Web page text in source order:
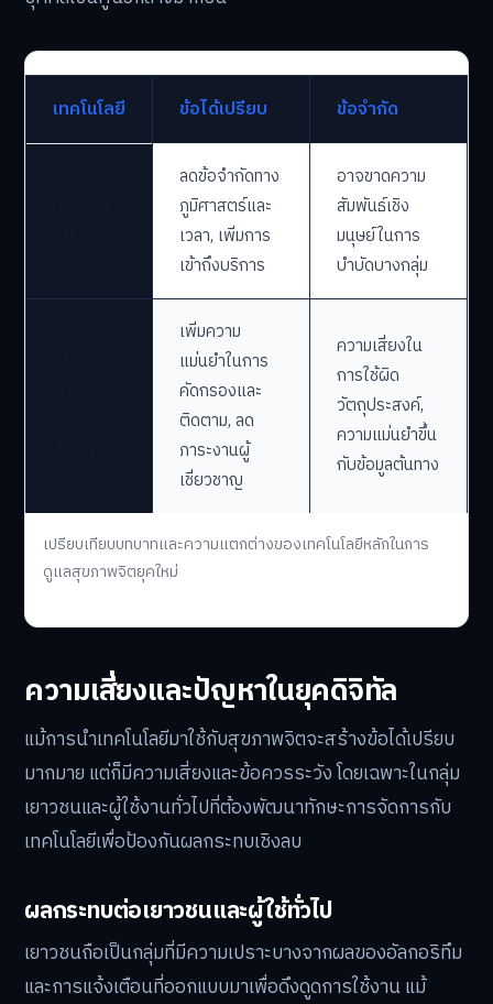
เปรียบเทียบบทบาทและความแตกต่างของเทคโนโลยีหลักในการ
ดูแลสุขภาพจิตยุคใหม่
เทคโนโลยี ข้อได้เปรียบ ข้อจำกัด
ลดข้อจำกัดทาง
ภูมิศาสตร์และ
เวลา, เพิ่มการ
เข้าถึงบริการ
อาจขาดความ
สัมพันธ์เชิง
มนุษย์ในการ
บำบัดบางกลุ่ม
เพิ่มความ
แม่นยำในการ
คัดกรองและ
ติดตาม, ลด
ภาระงานผู้
เชี่ยวชาญ
ความเสี่ยงใน
การใช้ผิด
วัตถุประสงค์,
ความแม่นยำขึ้น
กับข้อมูลต้นทาง
ความเสี่ยงและปัญหาในยุคดิจิทัล
แม้การนำเทคโนโลยีมาใช้กับสุขภาพจิตจะสร้างข้อได้เปรียบ
มากมาย แต่ก็มีความเสี่ยงและข้อควรระวัง โดยเฉพาะในกลุ่ม
เยาวชนและผู้ใช้งานทั่วไปที่ต้องพัฒนาทักษะการจัดการกับ
เทคโนโลยีเพื่อป้องกันผลกระทบเชิงลบ
ผลกระทบต่อเยาวชนและผู้ใช้ทั่วไป
เยาวชนถือเป็นกลุ่มที่มีความเปราะบางจากผลของอัลกอริทึม
และการแจ้งเตือนที่ออกแบบมาเพื่อดึงดูดการใช้งาน แม้